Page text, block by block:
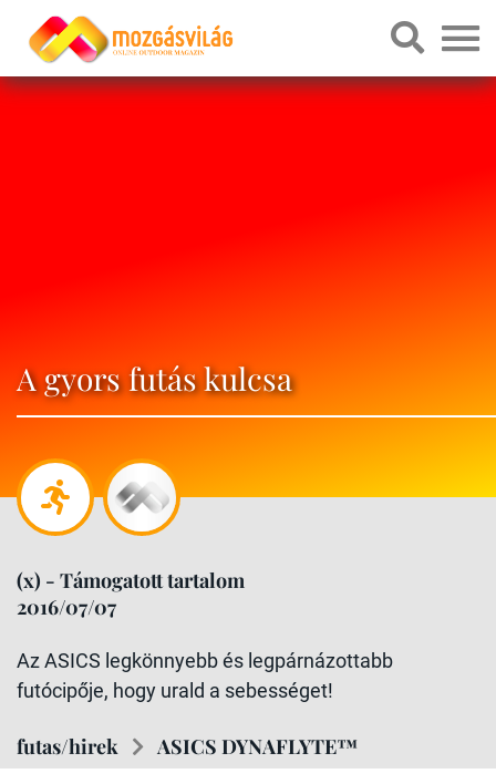
A gyors futás kulcsa
(x) - Támogatott tartalom
2016/07/07
Az ASICS legkönnyebb és legpárnázottabb
futócipője, hogy urald a sebességet!
futas/hirek ASICS DYNAFLYTE™